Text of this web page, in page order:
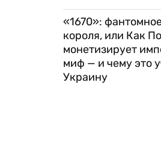
«1670»:
короля, или Как
монетизирует
миф — и чему это
Украину